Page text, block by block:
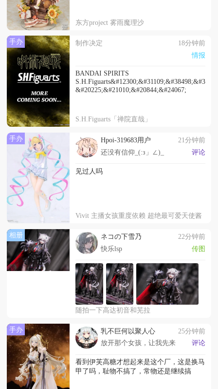
东方project 雾雨魔理沙
手办 制作决定
18分钟前
情报
BANDAI SPIRITS
&#20225;&#21010;&#20844;&#24067;
S.H.Figuarts「禅院直哉」
手办 Hpoi-319683用户
21分钟前
还没有信仰_(:з」∠)_
评论
见过人吗
Vivit 主播女孩重度依赖 超绝最可爱天使酱
相册 ネコの下雪乃
22分钟前
快乐lsp
传图
随拍一下高达初音和芜拉
手办 乳不巨何以聚人心
25分钟前
放开那个女孩，让我先来
评论
看到伊芙高糖才想起来是这个厂，这是换马
甲了吗，耻物不搞了，常物还是继续搞